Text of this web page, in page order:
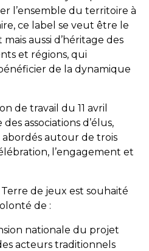
l’ensemble du territoire à
ce label se veut être le
aussi d’héritage des
et régions, qui
de la dynamique
de travail du 11 avril
associations d’élus,
autour de trois
l’engagement et
de jeux est souhaité
de :
nationale du projet
acteurs traditionnels